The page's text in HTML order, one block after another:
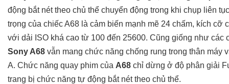
động bắt nét theo chủ thể chuyển động trong khi chụp liên
trọng của chiếc A68 là cảm biến mạnh mẽ 24 chấm, kích cỡ
với dải ISO khá cao từ 100 đến 25600. Cũng giống như các
Sony A68 vẫn mang chức năng chống rung trong thân máy
A. Chức năng quay phim của A68 chỉ dừng ở độ phân giải
trang bị chức năng tự động bắt nét theo chủ thể.